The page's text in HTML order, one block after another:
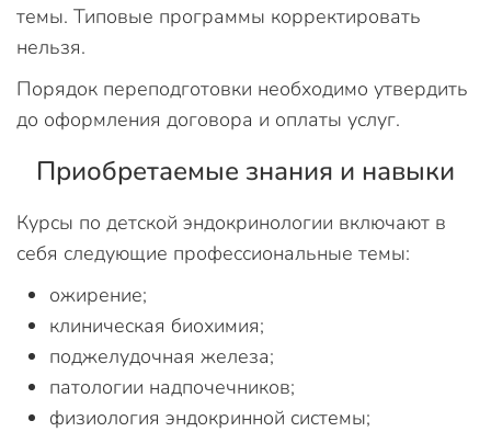
темы. Типовые программы корректировать
нельзя.
Порядок переподготовки необходимо утвердить
до оформления договора и оплаты услуг.
Приобретаемые знания и навыки
Курсы по детской эндокринологии включают в
себя следующие профессиональные темы:
ожирение;
клиническая биохимия;
поджелудочная железа;
патологии надпочечников;
физиология эндокринной системы;